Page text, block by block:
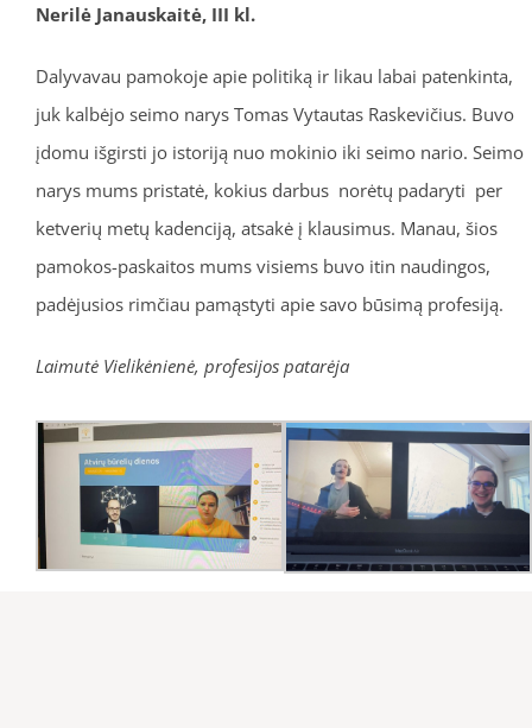
Nerilė Janauskaitė, III kl.
Dalyvavau pamokoje apie politiką ir likau labai patenkinta,
juk kalbėjo seimo narys Tomas Vytautas Raskevičius. Buvo
įdomu išgirsti jo istoriją nuo mokinio iki seimo nario. Seimo
narys mums pristatė, kokius darbus norėtų padaryti per
ketverių metų kadenciją, atsakė į klausimus. Manau, šios
pamokos-paskaitos mums visiems buvo itin naudingos,
padėjusios rimčiau pamąstyti apie savo būsimą profesiją.
Laimutė Vielikėnienė, profesijos patarėja